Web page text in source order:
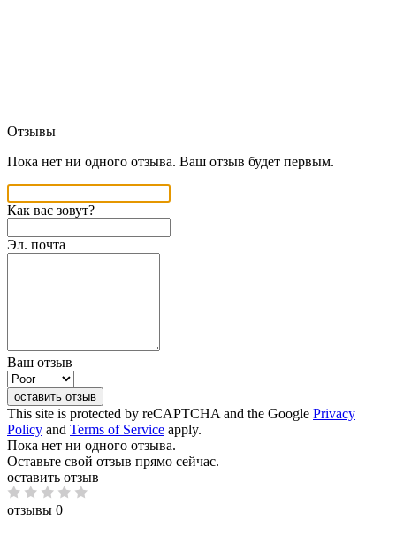
Отзывы
Пока нет ни одного отзыва. Ваш отзыв будет первым.
Как вас зовут?
Эл. почта
Ваш отзыв
оставить отзыв
This site is protected by reCAPTCHA and the Google Privacy
Policy and Terms of Service apply.
Пока нет ни одного отзыва.
Оставьте свой отзыв прямо сейчас.
оставить отзыв
отзывы 0